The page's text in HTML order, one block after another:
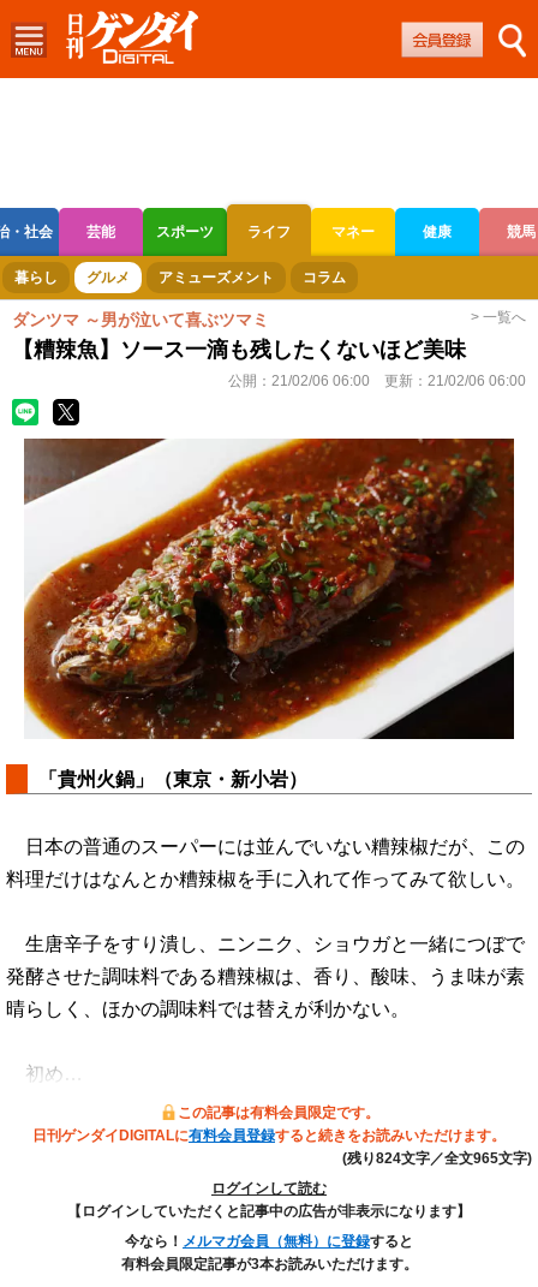
・社会 芸能 スポーツ ライフ マネー 健康 競馬
ボートレース 競輪 オートレース
暮らし グルメ アミューズメント コラム
ダンツマ ～男が泣いて喜ぶツマミ > 一覧へ
【糟辣魚】ソース一滴も残したくないほど美味
公開： 21/02/06 06:00 更新： 21/02/06 06:00
「貴州火鍋」（東京・新小岩）
日本の普通のスーパーには並んでいない糟辣椒だが、この
料理だけはなんとか糟辣椒を手に入れて作ってみて欲しい。
生唐辛子をすり潰し、ニンニク、ショウガと一緒につぼで
発酵させた調味料である糟辣椒は、香り、酸味、うま味が素
晴らしく、ほかの調味料では替えが利かない。
初め…
この記事は有料会員限定です。
日刊ゲンダイDIGITALに有料会員登録すると続きをお読みいただけます。
(残り824文字／全文965文字)
ログインして読む
【ログインしていただくと記事中の広告が非表示になります】
今なら！ メルマガ会員（無料）に登録すると
有料会員限定記事が3本お読みいただけます。